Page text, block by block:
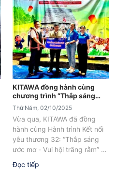
KITAWA đồng hành cùng
chương trình “Thắp sáng
ước mơ - Vui hội trăng rằm”
tại thôn Kon Mong, Quảng
Ngãi
Thứ Năm, 02/10/2025
Vừa qua, KITAWA đã đồng
hành cùng Hành trình Kết nối
yêu thương 32: “Thắp sáng
ước mơ - Vui hội trăng rằm” và
trao tặng...
Đọc tiếp